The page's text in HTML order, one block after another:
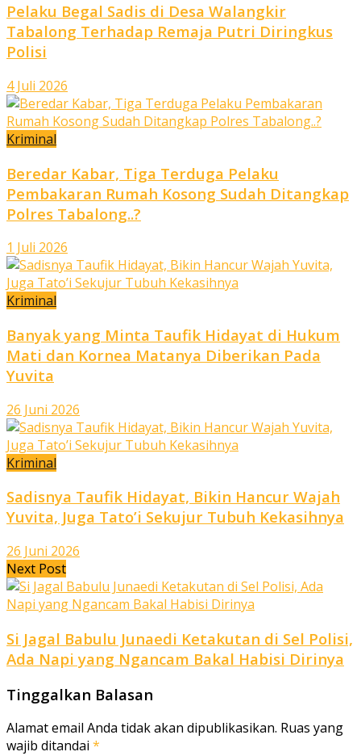
Pelaku Begal Sadis di Desa Walangkir
Tabalong Terhadap Remaja Putri Diringkus
Polisi
4 Juli 2026
Kriminal
Beredar Kabar, Tiga Terduga Pelaku
Pembakaran Rumah Kosong Sudah Ditangkap
Polres Tabalong..?
1 Juli 2026
Kriminal
Banyak yang Minta Taufik Hidayat di Hukum
Mati dan Kornea Matanya Diberikan Pada
Yuvita
26 Juni 2026
Kriminal
Sadisnya Taufik Hidayat, Bikin Hancur Wajah
Yuvita, Juga Tato’i Sekujur Tubuh Kekasihnya
26 Juni 2026
Next Post
Si Jagal Babulu Junaedi Ketakutan di Sel Polisi,
Ada Napi yang Ngancam Bakal Habisi Dirinya
Tinggalkan Balasan
Alamat email Anda tidak akan dipublikasikan. Ruas yang
wajib ditandai *